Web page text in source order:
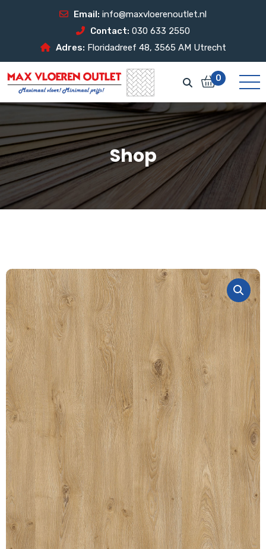
Email: info@maxvloerenoutlet.nl
Contact: 030 633 2550
Adres: Floridadreef 48, 3565 AM Utrecht
0
Shop